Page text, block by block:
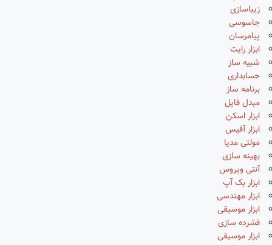
زیباسازی
جاسوسی
پیامرسان
ابزار رایت
شبیه ساز
حسابداری
برنامه ساز
مبدل فایل
ابزار اسکن
ابزار آفیس
مولتی مدیا
بهینه سازی
آنتی ویروس
ابزار بک آپ
ابزار مهندسی
ابزار موسیقی
فشرده سازی
ابزار موسیقی